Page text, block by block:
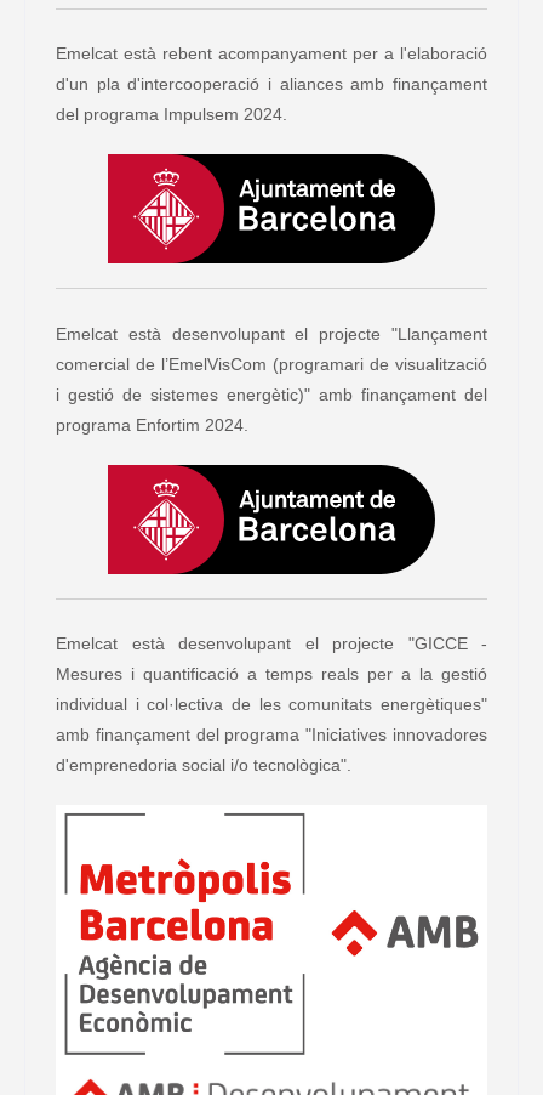
Emelcat està rebent acompanyament per a l'elaboració
d'un pla d'intercooperació i aliances amb finançament
del programa Impulsem 2024.
Emelcat està desenvolupant el projecte "Llançament
comercial de l’EmelVisCom (programari de visualització
i gestió de sistemes energètic)" amb finançament del
programa Enfortim 2024.
Emelcat està desenvolupant el projecte "GICCE -
Mesures i quantificació a temps reals per a la gestió
individual i col·lectiva de les comunitats energètiques"
amb finançament del programa "Iniciatives innovadores
d'emprenedoria social i/o tecnològica".